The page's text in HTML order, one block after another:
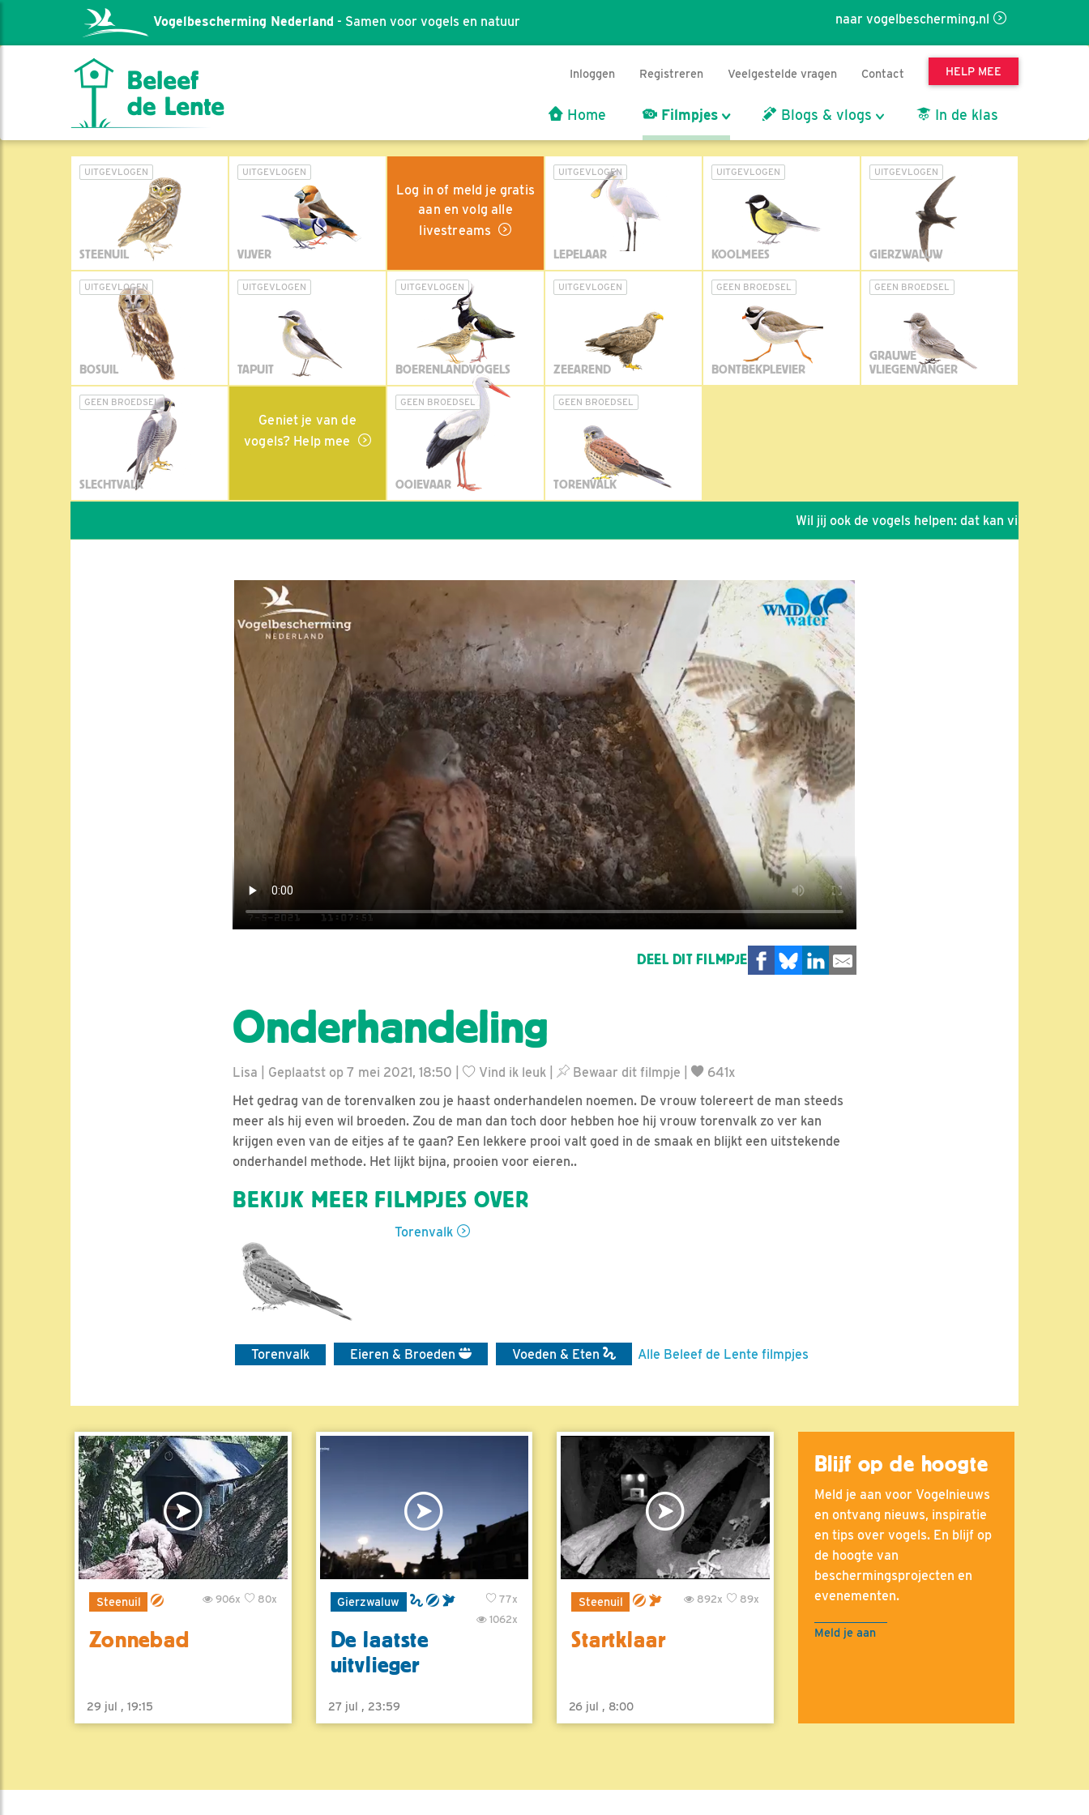
naar vogelbescherming.nl
Vogelbescherming Nederland - Samen voor vogels en natuur
Inloggen Registreren Veelgestelde vragen Contact HELP MEE
Home Filmpjes Blogs & vlogs In de klas
UITGEVLOGEN
STEENUIL
UITGEVLOGEN
VIJVER
Log in of meld je gratis
aan en volg alle
livestreams
UITGEVLOGEN
LEPELAAR
UITGEVLOGEN
KOOLMEES
UITGEVLOGEN
GIERZWALUW
UITGEVLOGEN
BOSUIL
UITGEVLOGEN
TAPUIT
UITGEVLOGEN
BOERENLANDVOGELS
UITGEVLOGEN
ZEEAREND
GEEN BROEDSEL
BONTBEKPLEVIER
GEEN BROEDSEL
GRAUWE
VLIEGENVANGER
GEEN BROEDSEL
SLECHTVALK
Geniet je van de
vogels? Help mee
GEEN BROEDSEL
OOIEVAAR
GEEN BROEDSEL
TORENVALK
Wil jij ook de vogels helpen: dat kan via de link!
DEEL DIT FILMPJE
Onderhandeling
Lisa | Geplaatst op 7 mei 2021, 18:50 | Vind ik leuk Bewaar dit filmpje
641x
Het gedrag van de torenvalken zou je haast onderhandelen noemen. De vrouw tolereert de man steeds
meer als hij even wil broeden. Zou de man dan toch door hebben hoe hij vrouw torenvalk zo ver kan
krijgen even van de eitjes af te gaan? Een lekkere prooi valt goed in de smaak en blijkt een uitstekende
onderhandel methode. Het lijkt bijna, prooien voor eieren..
BEKIJK MEER FILMPJES OVER
Torenvalk
Torenvalk Eieren & Broeden Voeden & Eten Alle Beleef de Lente filmpjes
Steenuil 80x
906x
Zonnebad
29 jul , 19:15
Gierzwaluw
77x
1062x
De laatste
uitvlieger
27 jul , 23:59
Steenuil 89x
892x
Startklaar
26 jul , 8:00
Blijf op de hoogte
Meld je aan voor Vogelnieuws
en ontvang nieuws, inspiratie
en tips over vogels. En blijf op
de hoogte van
beschermingsprojecten en
evenementen.
Meld je aan